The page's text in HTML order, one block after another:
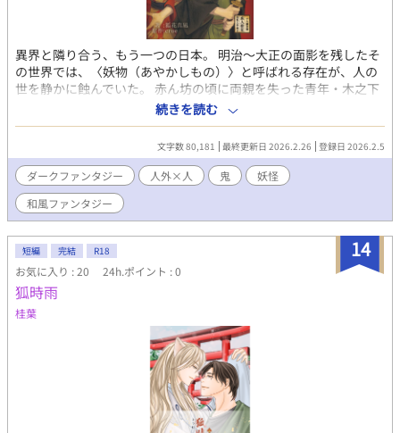
異界と隣り合う、もう一つの日本。 明治〜大正の面影を残したそ
の世界では、〈妖物（あやかしもの）〉と呼ばれる存在が、人の
世を静かに蝕んでいた。 赤ん坊の頃に両親を失った青年・木之下
根夢（きのした・ねむ）は、「薬師」としての道を選ぶ。 傍らに
は、鬼の青年・あさき。優しさと孤独を宿したその存在は、根夢
にとって光であり、影でもあった。 共に歩む、妖物退治の日々。
少年と鬼、薬と病、宿命と情愛。 やがて明かされる、根夢の秘密
と、心の奥に秘めた想い── 妖しくも切ない、和風BLファンタジ
ー第一弾。 原作：croe（黒絵屋） croe氏は創作仲間で、世界観の
原作者となります。 今作のキャラクターや設定、物語は狐花真凪
による一次創作です。 ◆本作は他媒体（書籍・Pixiv）でも公開し
ています。 本掲載分ではキスなどの身体的接触や暗転表現を含み
ますが、直接的な成人向け描写は含まれていません。 Pixivでは一
部シーンをサンプルとして掲載しています。 書籍版には、加筆し
た成人向け描写を含みます。 ◆完結まで毎日22時更新です。
続きを読む
文字数 80,181 最終更新日 2026.2.26 登録日 2026.2.5
ダークファンタジー 人外×人 鬼
妖怪
和風ファンタジー
14
短編 完結 R18
お気に入り : 20 24h.ポイント : 0
狐時雨
桂葉